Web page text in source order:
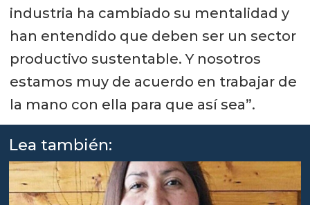
industria ha cambiado su mentalidad y
han entendido que deben ser un sector
productivo sustentable. Y nosotros
estamos muy de acuerdo en trabajar de
la mano con ella para que así sea”.
Lea también: